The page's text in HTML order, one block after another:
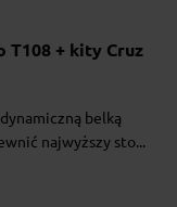
T108 + kity Cruz
belką
najwyższy sto...